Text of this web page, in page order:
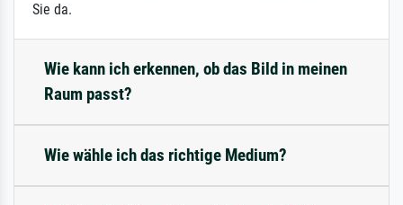
Sie da.
Wie kann ich erkennen, ob das Bild in meinen
Raum passt?
Wie wähle ich das richtige Medium?